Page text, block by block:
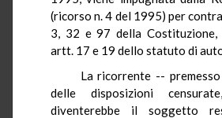
(ricorso n. 4 del 1995) per
3, 32 e 97 della Costituzione,
artt. 17 e 19 dello statuto di
La ricorrente --
delle disposizioni
diventerebbe il soggetto